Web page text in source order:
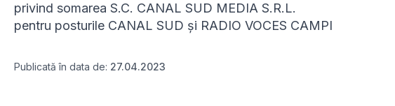
privind somarea S.C. CANAL SUD MEDIA S.R.L.
pentru posturile CANAL SUD și RADIO VOCES CAMPI
Publicată în data de: 27.04.2023